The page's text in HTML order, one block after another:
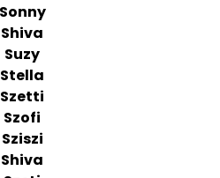
Sonny
Shiva
Suzy
Stella
Szetti
Szofi
Sziszi
Shiva